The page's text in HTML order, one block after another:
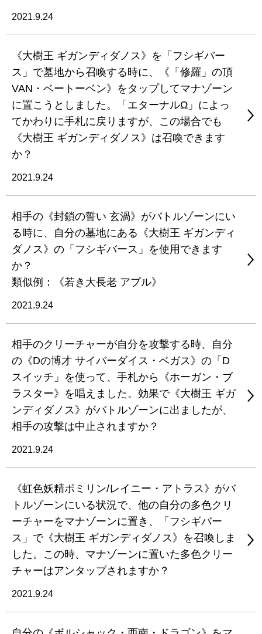
2021.9.24
《大樹王 ギガンディダノス》を「フシギバー
ス」で墓地から召喚する時に、《「修羅」の頂
VAN・ベートーベン》をタップしてマナゾーン
に置こうとしました。「エターナルΩ」によっ
てかわりに手札に戻りますが、この場合でも
《大樹王 ギガンディダノス》は召喚できます
か？
2021.9.24
相手の《封鎖の誓い 玄渦》がバトルゾーンにい
る時に、自分の墓地にある《大樹王 ギガンディ
ダノス》の「フシギバース」を使用できます
か？
類似例：《若き大長老 アプル》
2021.9.24
相手のクリーチャーが自分を攻撃する時、自分
の《Dの博才 サイバーダイス・ベガス》の「D
スイッチ」を使って、手札から《ホーガン・ブ
ラスター》を唱えました。効果で《大樹王 ギガ
ンディダノス》がバトルゾーンに出ましたが、
相手の攻撃は中止されますか？
2021.9.24
《虹色妖精ポミリン/レイニー・アトラス》がバ
トルゾーンにいる状況で、他の自分の多色クリ
ーチャーをマナゾーンに置き、「フシギバー
ス」で《大樹王 ギガンディダノス》を召喚しま
した。この時、マナゾーンに置いた多色クリー
チャーはアンタップされますか？
2021.9.24